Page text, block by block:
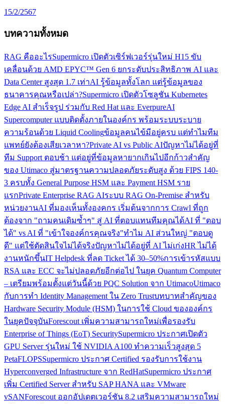
15/2/2567
บทความทั้งหมด
RAG คืออะไรSupermicro เปิดตัวเซิร์ฟเวอร์รุ่นใหม่ H15 ขับ
เคลื่อนด้วย AMD EPYC™ Gen 6 ยกระดับประสิทธิภาพ AI และ
Data Center สูงสุด 1.7 เท่าAI รู้ข้อมูลทั้งโลก แต่รู้ข้อมูลของ
ธนาคารคุณหรือเปล่า?Supermicro เปิดตัวโซลูชัน Kubernetes
Edge AI สำเร็จรูป ร่วมกับ Red Hat และ EverpureAI
Supercomputer แบบติดตั้งภายในองค์กร พร้อมระบบระบาย
ความร้อนด้วย Liquid Coolingข้อมูลคนไข้มีอยู่ครบ แต่ทำไมทีม
แพทย์ยังต้องเสียเวลาหา?Private AI vs Public AIปัญหาไม่ได้อยู่ที่
ทีม Support ตอบช้า แต่อยู่ที่ข้อมูลหายากเกินไปอีกก้าวสำคัญ
ของ Utimaco สู่มาตรฐานความปลอดภัยระดับสูง ด้วย FIPS 140-
3 ครบทั้ง General Purpose HSM และ Payment HSM ราย
แรกPrivate Enterprise RAG AIระบบ RAG On-Premise สำหรับ
หน่วยงานAI ที่มองเห็นทั้งองคกร เริ่มต้นจากการ Crawl ที่ถูก
ต้องจาก "ถามคนเดิมซ้ำๆ" สู่ AI ที่ตอบแทนทีมคุณได้AI ที่ "ตอบ
ได้" vs AI ที่ "เข้าใจองค์กรคุณจริง"ทำไม AI ส่วนใหญ่ "ตอบดู
ดี" แต่ใช้ตัดสินใจไม่ได้จริงปัญหาไม่ได้อยู่ที่ AI ไม่เก่งHR ไม่ได้
งานหนักขึ้นIT Helpdesk ที่ลด Ticket ได้ 30–50%การเข้ารหัสแบบ
RSA และ ECC จะไม่ปลอดภัยอีกต่อไป ในยุค Quantum Computer
– เตรียมพร้อมตั้งแต่วันนี้ด้วย PQC Solution จาก UtimacoUtimaco
กับการทำ Identity Management ใน Zero Trustบทบาทสำคัญของ
Hardware Security Module (HSM) ในการใช้ Cloud ขององค์กร
ในยุคปัจจุบันForescout เพิ่มความสามารถใหม่เพื่อรองรับ
Enterprise of Things (EoT) SecuritySupermicro ประกาศเปิดตัว
GPU Server รุ่นใหม่ ใช้ NVIDIA A100 ทำความเร็วสูงสุด 5
PetaFLOPSSupermicro ประกาศ Certified รองรับการใช้งาน
Hyperconverged Infrastructure จาก RedHatSupermicro ประกาศ
เพิ่ม Certified Server สำหรับ SAP HANA และ VMware
vSANForescout ออกอัปเดตเวอร์ชัน 8.2 เสริมความสามารถใหม่